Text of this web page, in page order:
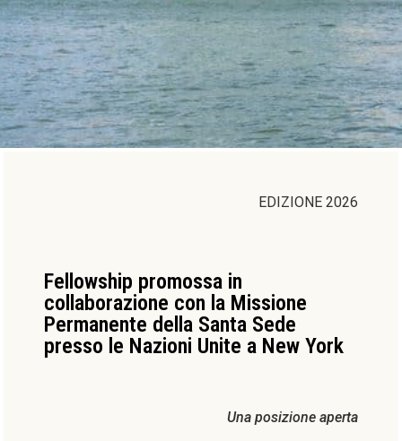
EDIZIONE 2026
Fellowship promossa in
collaborazione con la Missione
Permanente della Santa Sede
presso le Nazioni Unite a New York
Una posizione aperta